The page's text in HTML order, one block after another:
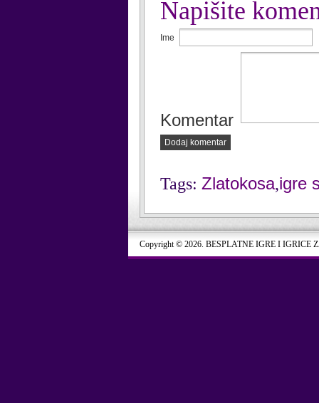
Napišite
Ime
Komentar
Dodaj komentar
Tags: Zlatokosa,igre
Copyright © 2026. BESPLATNE IGRE I IGRICE